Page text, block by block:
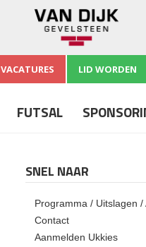
VACATURES LID WORDEN
FUTSAL
SNEL NAAR
Programma / Uitslagen /
Contact
Aanmelden Ukkies